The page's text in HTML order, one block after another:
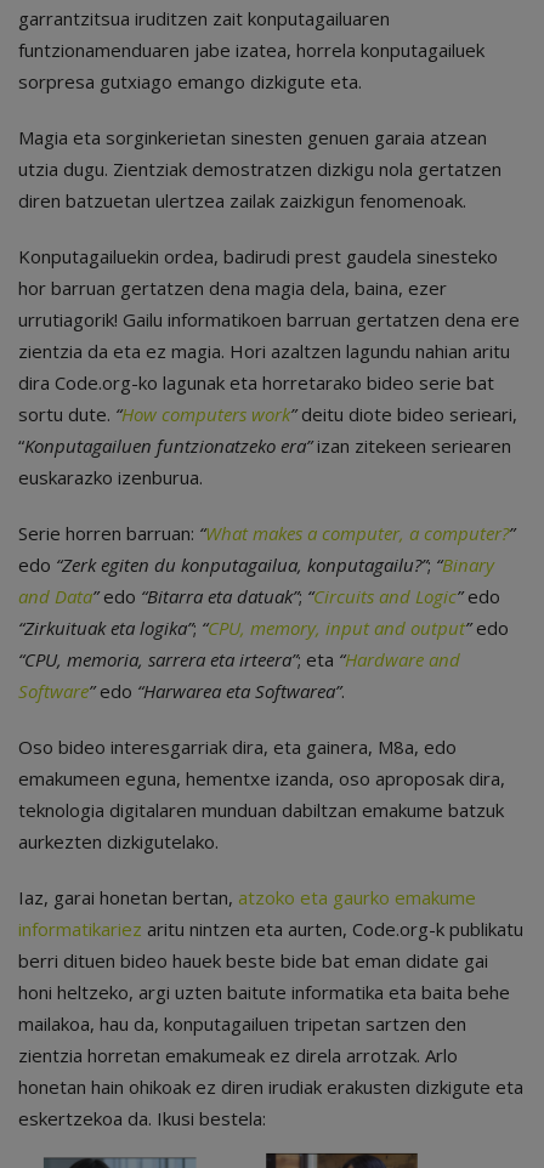
garrantzitsua iruditzen zait konputagailuaren
funtzionamenduaren jabe izatea, horrela konputagailuek
sorpresa gutxiago emango dizkigute eta.
Magia eta sorginkerietan sinesten genuen garaia atzean
utzia dugu. Zientziak demostratzen dizkigu nola gertatzen
diren batzuetan ulertzea zailak zaizkigun fenomenoak.
Konputagailuekin ordea, badirudi prest gaudela sinesteko
hor barruan gertatzen dena magia dela, baina, ezer
urrutiagorik! Gailu informatikoen barruan gertatzen dena ere
zientzia da eta ez magia. Hori azaltzen lagundu nahian aritu
dira Code.org-ko lagunak eta horretarako bideo serie bat
sortu dute. “How computers work”deitu diote bideo serieari,
“Konputagailuen funtzionatzeko era”izan zitekeen seriearen
euskarazko izenburua.
Serie horren barruan: “What makes a computer, a computer?”
edo “Zerk egiten du konputagailua, konputagailu?”; “Binary
and Data”edo “Bitarra eta datuak”; “Circuits and Logic”edo
“Zirkuituak eta logika”; “CPU, memory, input and output”edo
“CPU, memoria, sarrera eta irteera”; eta “Hardware and
Software”edo “Harwarea eta Softwarea”.
Oso bideo interesgarriak dira, eta gainera, M8a, edo
emakumeen eguna, hementxe izanda, oso aproposak dira,
teknologia digitalaren munduan dabiltzan emakume batzuk
aurkezten dizkigutelako.
Iaz, garai honetan bertan, atzoko eta gaurko emakume
informatikariez aritu nintzen eta aurten, Code.org-k publikatu
berri dituen bideo hauek beste bide bat eman didate gai
honi heltzeko, argi uzten baitute informatika eta baita behe
mailakoa, hau da, konputagailuen tripetan sartzen den
zientzia horretan emakumeak ez direla arrotzak. Arlo
honetan hain ohikoak ez diren irudiak erakusten dizkigute eta
eskertzekoa da. Ikusi bestela: